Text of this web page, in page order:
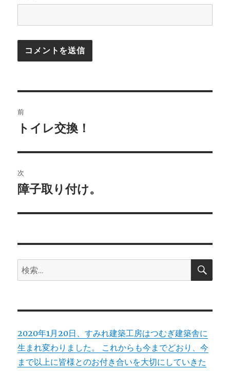
稿
ビ
ゲ
ー
ン
前
前
投
稿:
トイレ交換！
次
次
投
障子取り付け。
検
索:
検
2020年1月20日、すみれ建築工房はつむぎ建築舎に
生まれ変わりました。 これからも今までどおり、今
まで以上に皆様とのお付き合いを大切にしていきた